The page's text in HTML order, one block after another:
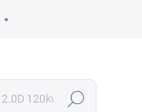
Hľadať